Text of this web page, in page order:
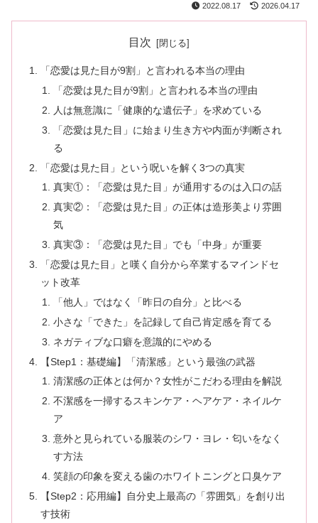
2022.08.17 2026.04.17
目次
「恋愛は見た目が9割」と言われる本当の理由
「恋愛は見た目が9割」と言われる本当の理由
人は無意識に「健康的な遺伝子」を求めている
「恋愛は見た目」に始まり生き方や内面が判断され
る
「恋愛は見た目」という呪いを解く3つの真実
真実①：「恋愛は見た目」が通用するのは入口の話
真実②：「恋愛は見た目」の正体は造形美より雰囲
気
真実③：「恋愛は見た目」でも「中身」が重要
「恋愛は見た目」と嘆く自分から卒業するマインドセ
ット改革
「他人」ではなく「昨日の自分」と比べる
小さな「できた」を記録して自己肯定感を育てる
ネガティブな口癖を意識的にやめる
【Step1：基礎編】「清潔感」という最強の武器
清潔感の正体とは何か？女性がこだわる理由を解説
不潔感を一掃するスキンケア・ヘアケア・ネイルケ
ア
意外と見られている服装のシワ・ヨレ・匂いをなく
す方法
笑顔の印象を変える歯のホワイトニングと口臭ケア
【Step2：応用編】自分史上最高の「雰囲気」を創り出
す技術